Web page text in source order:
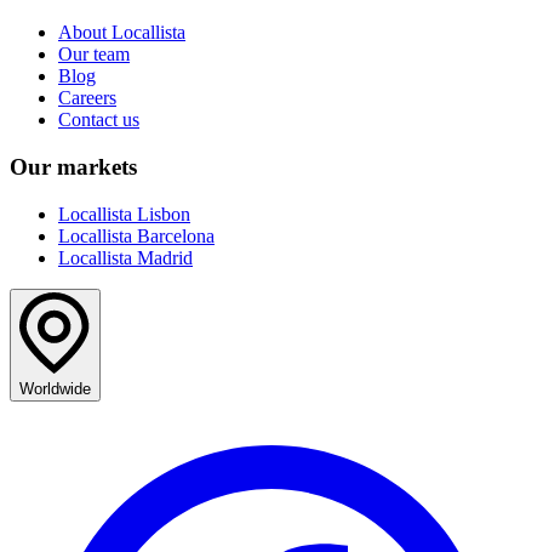
About Locallista
Our team
Blog
Careers
Contact us
Our markets
Locallista Lisbon
Locallista Barcelona
Locallista Madrid
Worldwide